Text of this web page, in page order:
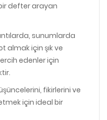
defter arayan
sunumlarda
almak için şık ve
edenler için
fikirlerini ve
için ideal bir